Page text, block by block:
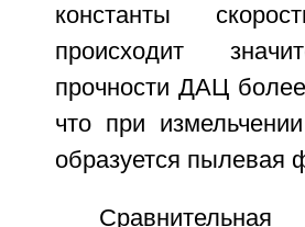
константы
происходит
прочности ДАЦ
что при
образуется пылевая
Сравнительная